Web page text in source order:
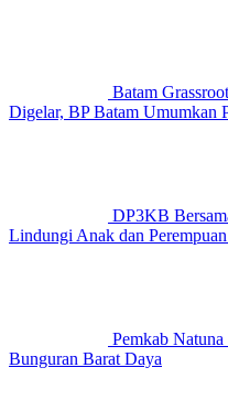
Batam
Digelar, BP Batam Umumkan
DP3KB
Lindungi Anak dan
Pemkab Natuna
Bunguran Barat Daya